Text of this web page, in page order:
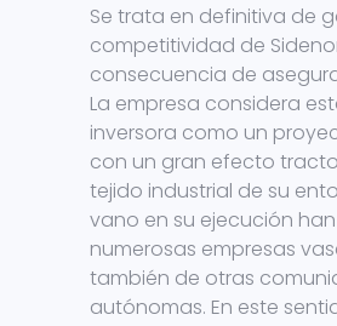
Se trata en definitiva de
competitividad de
consecuencia de
La empresa considera
inversora como un
con un gran efecto
tejido industrial de su
vano en su ejecución
numerosas empresas
también de otras
autónomas. En este